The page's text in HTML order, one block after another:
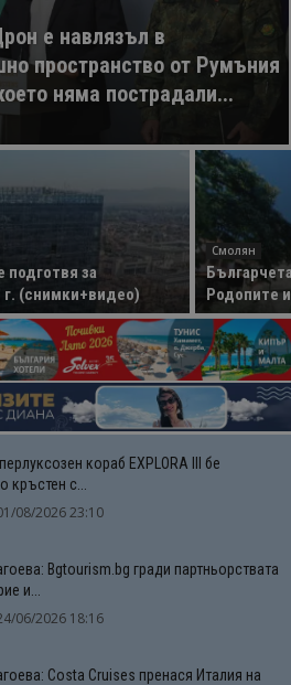
е навлязъл в
пространство от Румъния
няма пострадали...
подготвя за
г. (снимки+видео)
Смолян
Родопите
кораб EXPLORA III бе
кръстен с...
08/2026 23:10
Bgtourism.bg гради партньорствата
и...
06/2026 18:16
Costa Cruises пренася Италия на